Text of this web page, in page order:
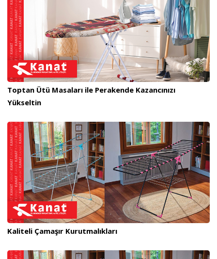
Toptan Ütü Masaları ile Perakende Kazancınızı
Yükseltin
Kaliteli Çamaşır Kurutmalıkları